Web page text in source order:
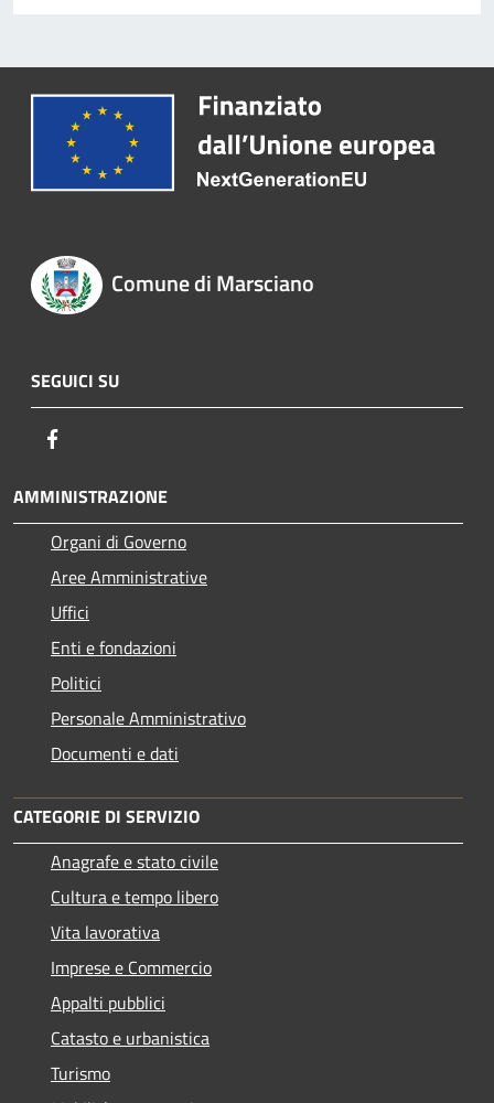
Comune di Marsciano
SEGUICI SU
AMMINISTRAZIONE
Organi di Governo
Aree Amministrative
Uffici
Enti e fondazioni
Politici
Personale Amministrativo
Documenti e dati
CATEGORIE DI SERVIZIO
Anagrafe e stato civile
Cultura e tempo libero
Vita lavorativa
Imprese e Commercio
Appalti pubblici
Catasto e urbanistica
Turismo